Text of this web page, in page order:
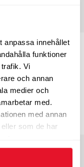
anpassa innehållet
funktioner
Vi
och annan
medier och
med.
med annan
som de har
97
D 70
KÖP